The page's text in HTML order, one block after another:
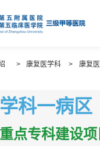
> 康复医学科 > 康复
科一病区
点专科建设